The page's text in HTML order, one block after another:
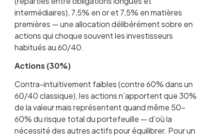
intermédiaires), 7,5% en or et 7,5% en matières
premières — une allocation délibérément sobre en
actions qui choque souvent les investisseurs
habitués au 60/40.
Actions (30%)
Contra-intuitivement faibles (contre 60% dans un
60/40 classique), les actions n’apportent que 30%
de la valeur mais représentent quand même 50-
60% du risque total du portefeuille — d’où la
nécessité des autres actifs pour équilibrer. Pour un